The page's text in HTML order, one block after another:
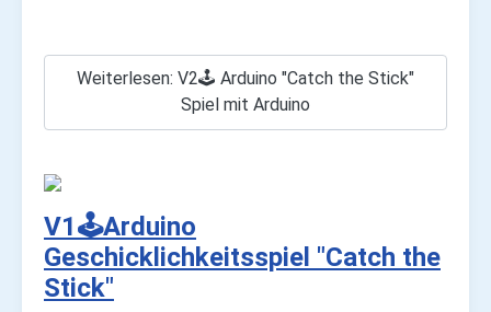
Weiterlesen: V2🕹️ Arduino "Catch the Stick"
Spiel mit Arduino
V1🕹️Arduino
Geschicklichkeitsspiel "Catch the
Stick"